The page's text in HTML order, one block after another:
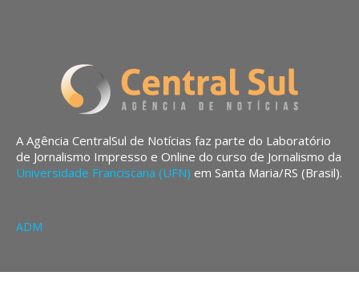
A Agência CentralSul de Notícias faz parte do Laboratório
de Jornalismo Impresso e Online do curso de Jornalismo da
Universidade Franciscana (UFN) em Santa Maria/RS (Brasil).
ADM